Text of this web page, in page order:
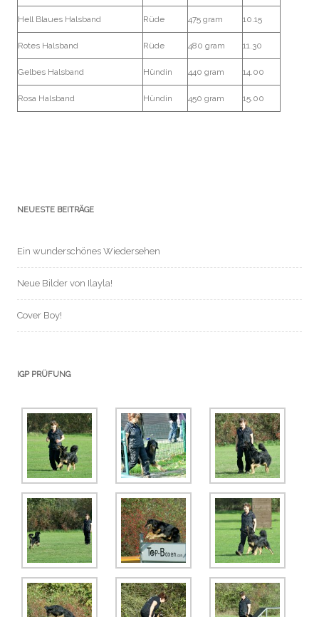
Hell Blaues Halsband Rüde 475 gram 10.15
Rotes Halsband Rüde 480 gram 11.30
Gelbes Halsband Hündin 440 gram 14.00
Rosa Halsband Hündin 450 gram 15.00
NEUESTE BEITRÄGE
Ein wunderschönes Wiedersehen
Neue Bilder von Ilayla!
Cover Boy!
IGP PRÜFUNG